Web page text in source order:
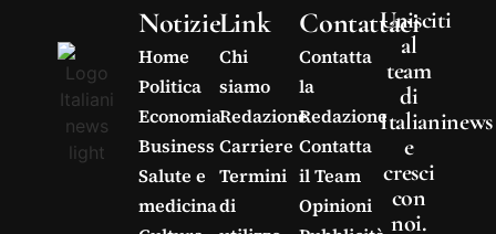
Notizie
Home
Politica
Economia
Business
Salute e
medicina
Link
Chi
siamo
Redazione
Carriere
Termini
di
Contattaci
Contatta
la
Redazione
Contatta
il Team
Opinioni
Unisciti
al
team
di
Italianinews
e
cresci
con
noi.